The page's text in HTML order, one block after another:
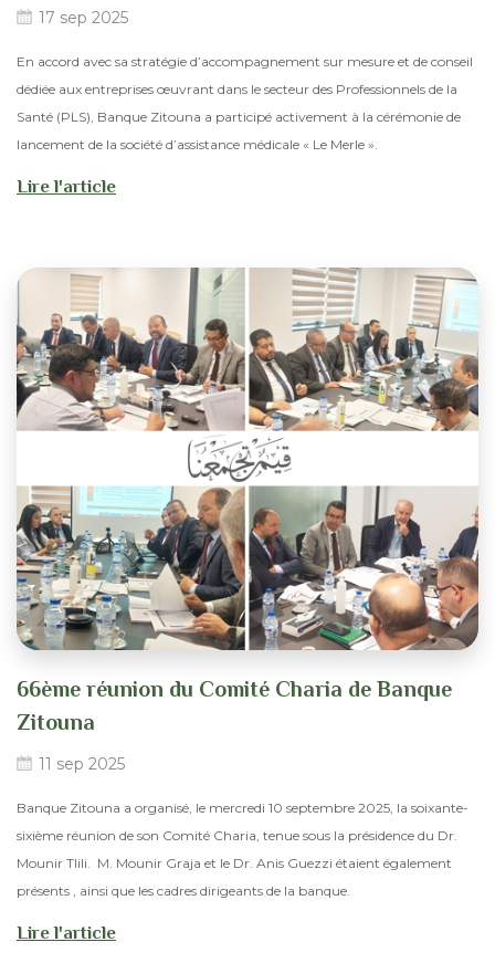
17 sep 2025
En accord avec sa stratégie d’accompagnement sur mesure et de conseil
dédiée aux entreprises œuvrant dans le secteur des Professionnels de la
Santé (PLS), Banque Zitouna a participé activement à la cérémonie de
lancement de la société d’assistance médicale « Le Merle ».
Lire l'article
66ème réunion du Comité Charia de Banque
Zitouna
11 sep 2025
Banque Zitouna a organisé, le mercredi 10 septembre 2025, la soixante-
sixième réunion de son Comité Charia, tenue sous la présidence du Dr.
Mounir Tlili. M. Mounir Graja et le Dr. Anis Guezzi étaient également
présents , ainsi que les cadres dirigeants de la banque.
Lire l'article